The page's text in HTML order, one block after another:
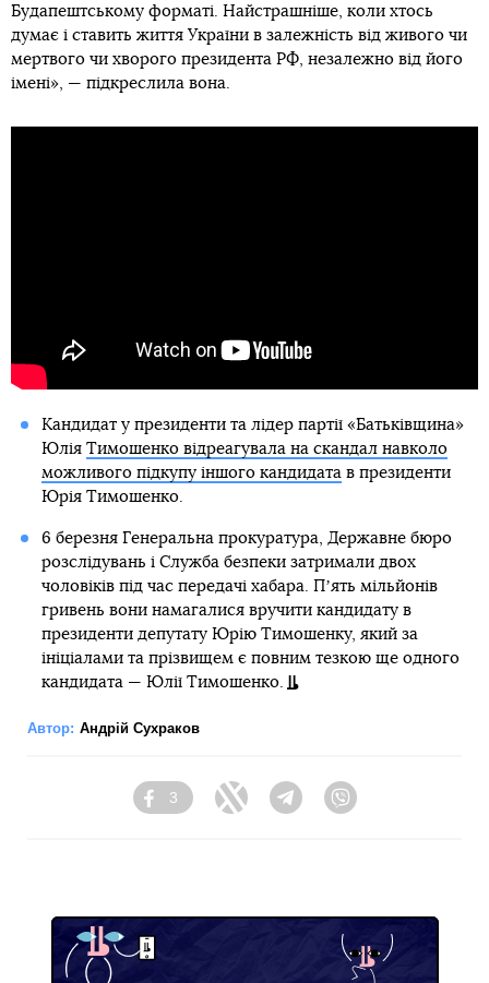
Будапештському форматі. Найстрашніше, коли хтось
думає і ставить життя України в залежність від живого чи
мертвого чи хворого президента РФ, незалежно від його
імені», — підкреслила вона.
Кандидат у президенти та лідер партії «Батьківщина»
Юлія Тимошенко відреагувала на скандал навколо
можливого підкупу іншого кандидатав президенти
Юрія Тимошенко.
6 березня Генеральна прокуратура, Державне бюро
розслідувань і Служба безпеки затримали двох
чоловіків під час передачі хабара. Пʼять мільйонів
гривень вони намагалися вручити кандидату в
президенти депутату Юрію Тимошенку, який за
ініціалами та прізвищем є повним тезкою ще одного
кандидата — Юлії Тимошенко.
Автор: Андрій Сухраков
Facebook
3
Twitter Telegram